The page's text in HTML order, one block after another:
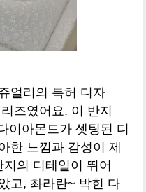
얼리의 특허 디자
즈였어요. 이 반지
이아몬드가 셋팅된 디
한 느낌과 감성이 제
의 디테일이 뛰어
고, 촤라란~ 박힌 다